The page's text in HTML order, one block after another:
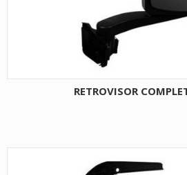
RETROVISOR